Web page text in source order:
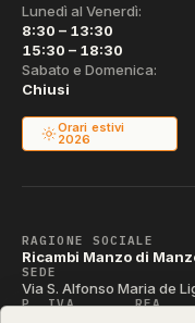
Lunedì al Venerdì:
8:30 – 13:30
15:30 – 18:30
Sabato e Domenica:
Chiusi
Orari estivi
2026
RAGIONE SOCIALE
Ricambi Manzo di
SEDE
Via S. Alfonso Maria de
P. IVA REA